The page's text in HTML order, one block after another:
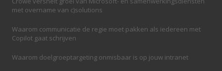
met overname van c)solutions
Waarom communicatie de regie moet pakken als iedereen met
Copilot gaat schrijven
Waarom doelgroeptargeting onmisbaar is op jouw intranet